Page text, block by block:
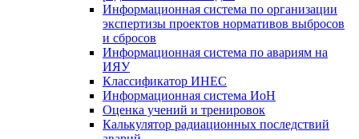
Информационная система по организации
экспертизы проектов нормативов выбросов
и сбросов
Информационная система по авариям на
ИЯУ
Классификатор ИНЕС
Информационная система ИоН
Оценка учений и тренировок
Калькулятор радиационных последствий